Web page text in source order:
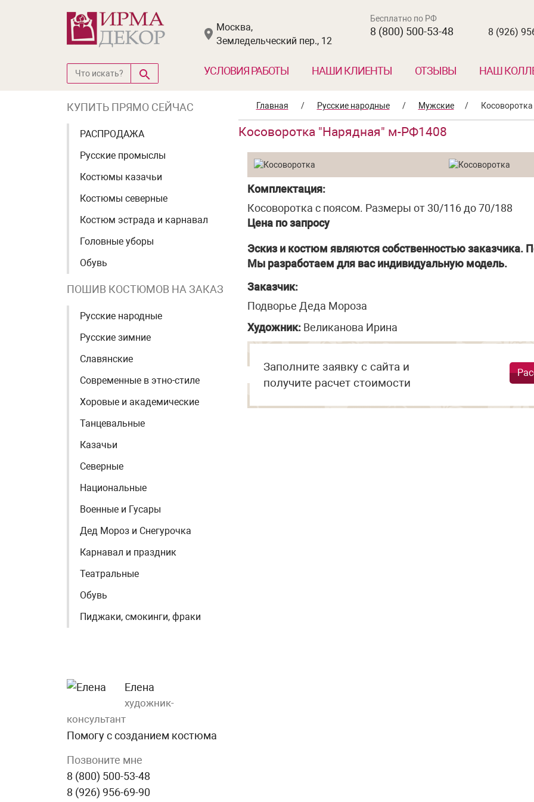
Москва,
Земледельческий пер., 12
Бесплатно по РФ
8 (800) 500-53-48 8 (926)
УСЛОВИЯ РАБОТЫ НАШИ КЛИЕНТЫ ОТЗЫВЫ НАШ
КУПИТЬ ПРЯМО СЕЙЧАС
РАСПРОДАЖА
Русские промыслы
Костюмы казачьи
Костюмы северные
Костюм эстрада и карнавал
Головные уборы
Обувь
ПОШИВ КОСТЮМОВ НА ЗАКАЗ
Русские народные
Русские зимние
Славянские
Современные в этно-стиле
Хоровые и академические
Танцевальные
Казачьи
Северные
Национальные
Военные и Гусары
Дед Мороз и Снегурочка
Карнавал и праздник
Театральные
Обувь
Пиджаки, смокинги, фраки
Елена
художник-
консультант
Помогу с созданием костюма
Позвоните мне
8 (800) 500-53-48
8 (926) 956-69-90
Главная / Русские народные / Мужские /
Косоворотка "Нарядная" м-РФ1408
Комплектация:
Косоворотка с поясом. Размеры от 30/116 до 70/188
Цена по запросу
Эскиз и костюм являются собственностью заказчика.
Мы разработаем для вас индивидуальную модель.
Заказчик:
Подворье Деда Мороза
Художник: Великанова Ирина
Заполните заявку с сайта и
получите расчет стоимости